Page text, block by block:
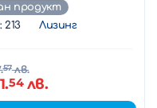
продукт
Лизинг
57лв.
54лв.